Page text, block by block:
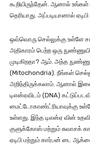
கூறியிருந்தேன். ஆனால் உங்கள்
தெரியாது. அப்படியானால்
ஒவ்வொரு செல்லுக்கு உள்ளே
அதிகாரம் பெற்ற ஒரு
முடிகிறதா? ஆம். அந்த
(Mitochondria). நீங்கள்
அறிந்திருக்கலாம். ஆனால்
டிஎன்ஏவிடம் (DNA)
மைட்டோகாண்ட்ரியாவுக்கு
உள்ளது. இந்த டிஎன்ஏ வின்
குளுக்கோஸ் மற்றும் சுவாசக்
ஏடிபி மற்றும் கார்பன் டை